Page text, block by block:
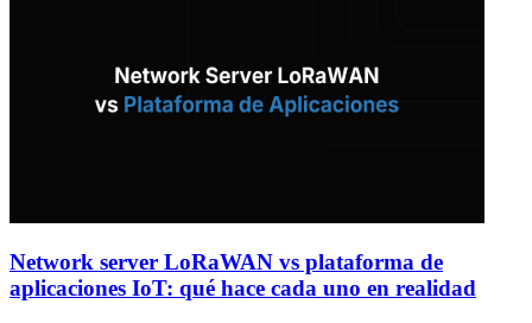
Network server LoRaWAN vs plataforma de
aplicaciones IoT: qué hace cada uno en realidad